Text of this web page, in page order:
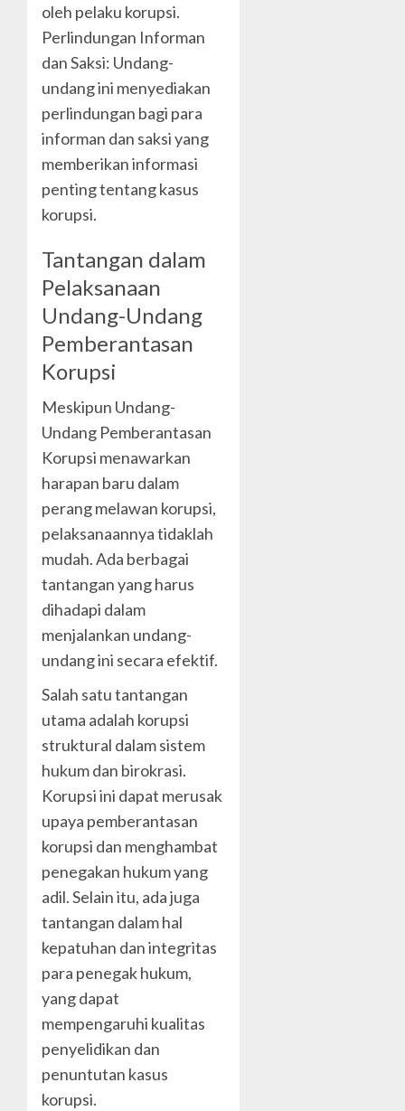
oleh pelaku korupsi.
Perlindungan Informan
dan Saksi: Undang-
undang ini menyediakan
perlindungan bagi para
informan dan saksi yang
memberikan informasi
penting tentang kasus
korupsi.
Tantangan dalam
Pelaksanaan
Undang-Undang
Pemberantasan
Korupsi
Meskipun Undang-
Undang Pemberantasan
Korupsi menawarkan
harapan baru dalam
perang melawan korupsi,
pelaksanaannya tidaklah
mudah. Ada berbagai
tantangan yang harus
dihadapi dalam
menjalankan undang-
undang ini secara efektif.
Salah satu tantangan
utama adalah korupsi
struktural dalam sistem
hukum dan birokrasi.
Korupsi ini dapat merusak
upaya pemberantasan
korupsi dan menghambat
penegakan hukum yang
adil. Selain itu, ada juga
tantangan dalam hal
kepatuhan dan integritas
para penegak hukum,
yang dapat
mempengaruhi kualitas
penyelidikan dan
penuntutan kasus
korupsi.